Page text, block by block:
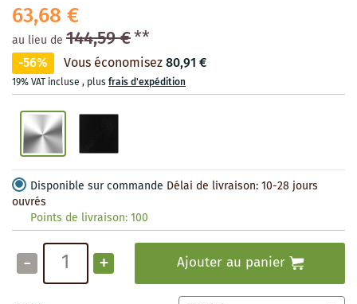
63,68 €
au lieu de 144,59 €**
-56% Vous économisez80,91 €
19% VAT incluse , plusfrais d'expédition
Disponible sur commande Délai de livraison: 10-28 jours
ouvrés
Points de livraison:100
- + Ajouter au panier